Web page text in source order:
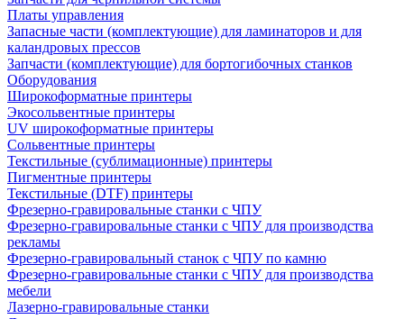
Платы управления
Запасные части (комплектующие) для ламинаторов и для
каландровых прессов
Запчасти (комплектующие) для бортогибочных станков
Оборудования
Широкоформатные принтеры
Экосольвентные принтеры
UV широкоформатные принтеры
Сольвентные принтеры
Текстильные (сублимационные) принтеры
Пигментные принтеры
Текстильные (DTF) принтеры
Фрезерно-гравировальные станки с ЧПУ
Фрезерно-гравировальные станки с ЧПУ для производства
рекламы
Фрезерно-гравировальный станок с ЧПУ по камню
Фрезерно-гравировальные станки с ЧПУ для производства
мебели
Лазерно-гравировальные станки